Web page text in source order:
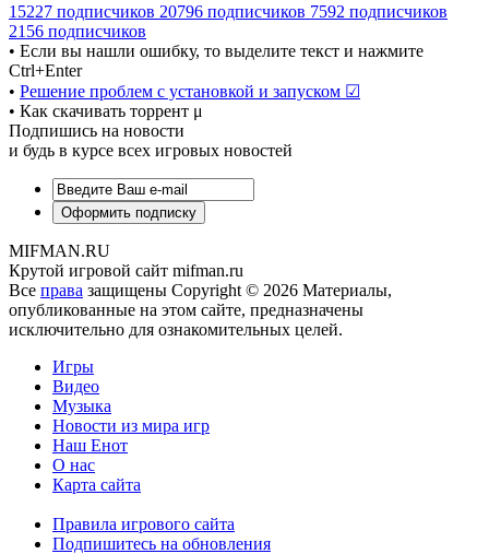
15227 подписчиков 20796 подписчиков 7592 подписчиков
2156 подписчиков
• Если вы нашли ошибку, то выделите текст и нажмите
Ctrl+Enter
• Решение проблем с установкой и запуском ☑
• Как скачивать торрент μ
Подпишись на новости
и будь в курсе всех игровых новостей
MIFMAN.RU
Крутой игровой сайт mifman.ru
Все права защищены Copyright © 2026 Материалы,
опубликованные на этом сайте, предназначены
исключительно для ознакомительных целей.
Игры
Видео
Музыка
Новости из мира игр
Наш Енот
О нас
Карта сайта
Правила игрового сайта
Подпишитесь на обновления